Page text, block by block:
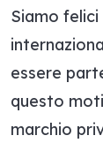
Siamo
essere
questo
marchio